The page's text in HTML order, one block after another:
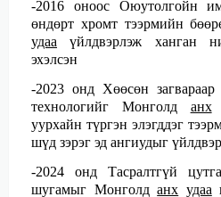
-2016 оноос Оюутолгойн
өндөрт хромт тээрмийн
удаа үйлдвэрлэж ханган
эхэлсэн
-2023 онд Хөөсөн
технологийг Монголд анх
уурхайн түргэн элэгддэг
шүд зэрэг эд ангиудыг
-2024 онд Тасралтгүй
шугамыг Монголданх удаа